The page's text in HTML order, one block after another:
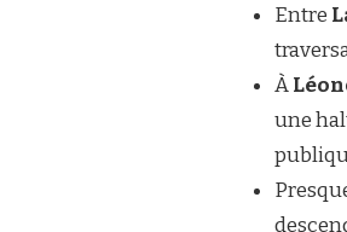
Entre
À
une